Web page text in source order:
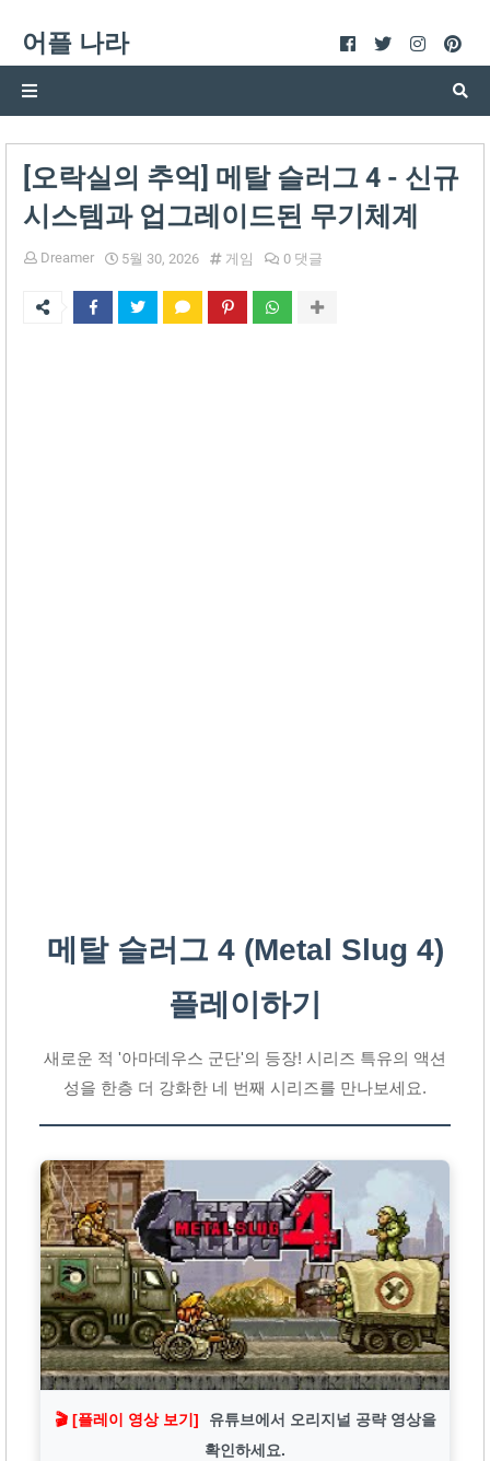
어플 나라
[오락실의 추억] 메탈 슬러그 4 - 신규
시스템과 업그레이드된 무기체계
Dreamer 5월 30, 2026 게임 0 댓글
메탈 슬러그 4 (Metal Slug 4)
플레이하기
새로운 적 '아마데우스 군단'의 등장! 시리즈 특유의 액션
성을 한층 더 강화한 네 번째 시리즈를 만나보세요.
🎬 [플레이 영상 보기]
유튜브에서 오리지널 공략 영상을
확인하세요.